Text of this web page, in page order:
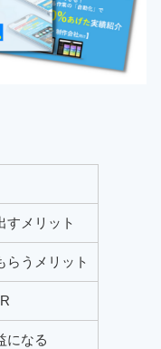
すメリット
らうメリット
になる